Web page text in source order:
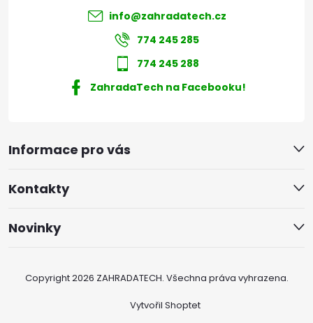
Informace pro vás
Kontakty
Novinky
info@zahradatech.cz
774 245 285
774 245 288
ZahradaTech na Facebooku!
Vytvořil Shoptet
Copyright 2026 ZAHRADATECH. Všechna práva vyhrazena.